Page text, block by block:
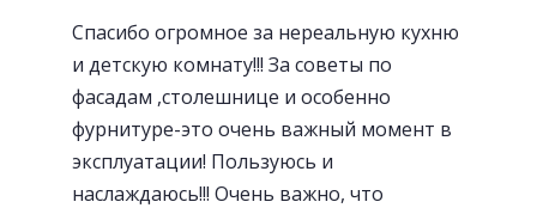
Современная Blum-фурнитура
Спасибо огромное за нереальную кухню
и детскую комнату!!! За советы по
фасадам ,столешнице и особенно
фурнитуре-это очень важный момент в
эксплуатации! Пользуюсь и
наслаждаюсь!!! Очень важно, что